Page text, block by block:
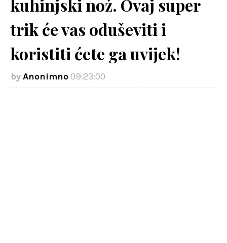
kuhinjski nož. Ovaj super
trik će vas oduševiti i
koristiti ćete ga uvijek!
Anonimno09:23:00